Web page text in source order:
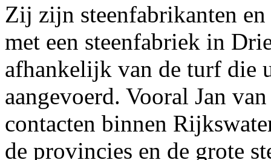
Zij zijn steenfabrikanten
met een steenfabriek in
afhankelijk van de turf die
aangevoerd. Vooral Jan
contacten binnen
de provincies en de grote